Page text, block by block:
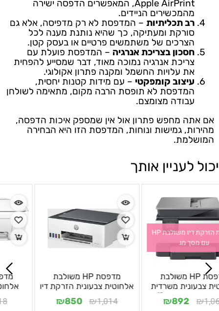
Apple AirPrint, המאפשרים הדפסה ישירה
מהמכשירים הניידים.
רב תכליתיות – המדפסת לא רק מדפיסה, אלא גם
סורקת ומעתיקה, כך שהיא נותנת מענה לכל
הצרכים של משתמשים פרטיים או בעסק קטן.
חסכון בצריכת אנרגיה – המדפסת פועלת עם
צריכת אנרגיה נמוכה מאוד, דבר שמסייע להפחית
את עלויות החשמל ומקנה פתרון אקולוגי.
עיצוב קומפקטי – עם מידות קטנות יחסית,
המדפסת לא תופסת הרבה מקום, מתאימה לשולחן
עבודה מצומצם.
אם אתה מחפש פתרון אול אין שמספק איכות הדפסה,
מהירות, גמישות ונוחות, המדפסת הזו היא הבחירה
המושלמת.
יכול לעניין אותך
מדפסת HP משולבת
אלחוטית צבעונית הזרקת דיו
Smart Tank 580
(1F3Y2A) - שנה אחריות ע"י
₪1,014
מדפסת הזרקת דיו משולבת HP
עם מסך מג
מדפסת HP משולבת
אלחוטית צבעונית משרדית
הזרקת דיו OfficeJet Pro
9123 - אחריות לשנה ע"י
₪1,064